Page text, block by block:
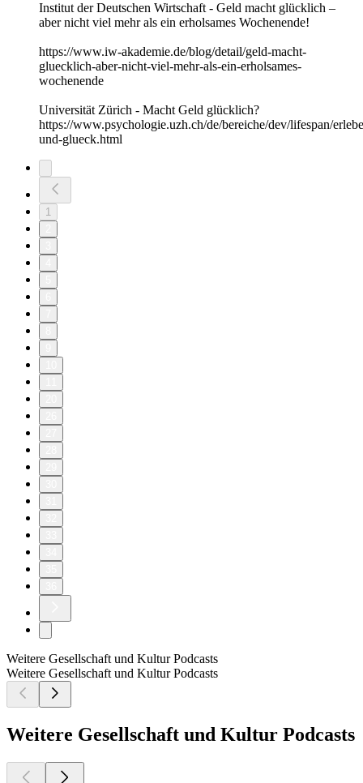
Institut der Deutschen Wirtschaft - Geld macht glücklich –
aber nicht viel mehr als ein erholsames Wochenende!
https://www.iw-akademie.de/blog/detail/geld-macht-
gluecklich-aber-nicht-viel-mehr-als-ein-erholsames-
wochenende
Universität Zürich - Macht Geld glücklich?
https://www.psychologie.uzh.ch/de/bereiche/dev/lifespan/
und-glueck.html
1
Weitere Gesellschaft und Kultur Podcasts
Weitere Gesellschaft und Kultur Podcasts
Weitere Gesellschaft und Kultur Podcasts